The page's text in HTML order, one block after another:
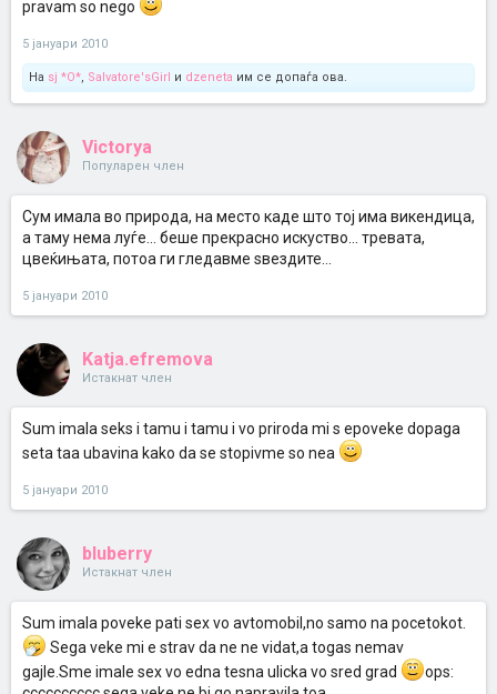
pravam so nego
5 јануари 2010
На sj *O*, Salvatore'sGirl и dzeneta им се допаѓа ова.
Victorya
Популарен член
Сум имала во природа, на место каде што тој има викендица,
а таму нема луѓе... беше прекрасно искуство... тревата,
цвеќињата, потоа ги гледавме ѕвездите...
5 јануари 2010
Katja.efremova
Истакнат член
Sum imala seks i tamu i tamu i vo priroda mi s epoveke dopaga
seta taa ubavina kako da se stopivme so nea
5 јануари 2010
bluberry
Истакнат член
Sum imala poveke pati sex vo avtomobil,no samo na pocetokot.
Sega veke mi e strav da ne ne vidat,a togas nemav
gajle.Sme imale sex vo edna tesna ulicka vo sred grad
ops: